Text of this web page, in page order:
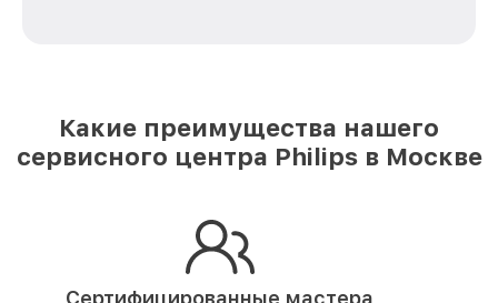
Какие преимущества нашего
сервисного центра Philips в Москве
Сертифицированные мастера